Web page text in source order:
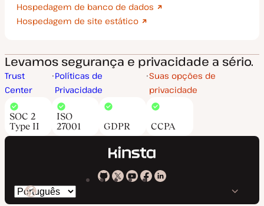
Hospedagem de banco de dados
Hospedagem de site estático
Levamos segurança e privacidade a sério.
Trust
Center
Políticas de
Privacidade
Suas opções de
privacidade
SOC 2
Type II
ISO
27001
GDPR CCPA
KinstaKinstaKinsta
KinstaKinsta
Trocar